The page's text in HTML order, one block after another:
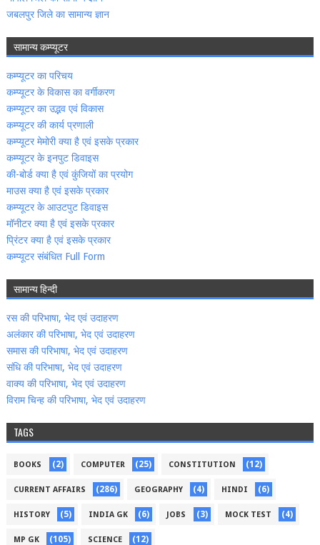
जबलपुर जिले का सामान्‍य ज्ञान
सामान्‍य कम्‍प्‍यूटर
कम्‍प्‍यूटर का परिचय
कम्‍प्‍यूटर के विकास का वर्गीकरण
कम्‍प्‍यूटर का उद्भव एवं विकास
कम्‍प्‍यूटर की कार्य प्रणाली
कम्‍प्‍यूटर मेमोरी क्‍या है एवं इसके प्रकार
कम्‍प्‍यूटर के इनपुट डिवाइस
की-बोर्ड क्‍या है एवं कुंजियों का प्रयोग
माउस क्‍या है एवं इसके प्रकार
कम्‍प्‍यूटर के आउटपुट डिवाइस
मॉनीटर क्‍या है एवं इसके प्रकार
प्रिंटर क्‍या है एवं इसके प्रकार
कम्‍प्‍यूटर संबंधित Full Form
सामान्‍य हिन्‍दी
रस की परिभाषा, भेद एवं उदाहरण
अलंकार की परिभाषा, भेद एवं उदाहरण
समास की परिभाषा, भेद एवं उदाहरण
संधि की परिभाषा, भेद एवं उदाहरण
वाक्‍य की परिभाषा, भेद एवं उदाहरण
विराम चिन्‍ह की परिभाषा, भेद एवं उदाहरण
TAGS
BOOKS (2) COMPUTER (25) CONSTITUTION (12)
CURRENT AFFAIRS (286) GEOGRAPHY (4) HINDI (6)
HISTORY (5) INDIA GK (6) JOBS (3) MOCK TEST (4)
MP GK (105) SCIENCE (12)